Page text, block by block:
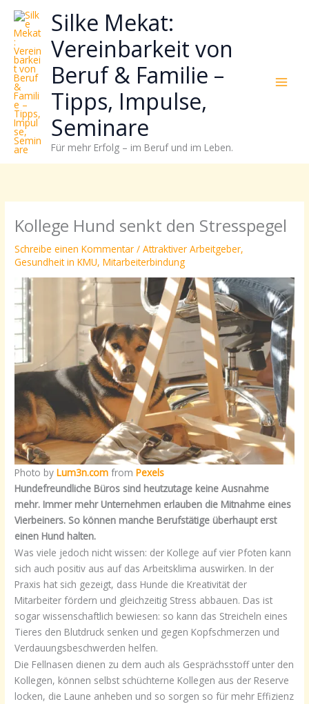
Zum
Inhalt
springen
Silke Mekat:
Vereinbarkeit von
Beruf & Familie –
Tipps, Impulse,
Seminare
Für mehr Erfolg – im Beruf und im Leben.
Kollege Hund senkt den Stresspegel
Schreibe einen Kommentar /Attraktiver Arbeitgeber,
Gesundheit in KMU,Mitarbeiterbindung
Photo byLum3n.comfromPexels
Hundefreundliche Büros sind heutzutage keine Ausnahme
mehr. Immer mehr Unternehmen erlauben die Mitnahme eines
Vierbeiners. So können manche Berufstätige überhaupt erst
einen Hund halten.
Was viele jedoch nicht wissen: der Kollege auf vier Pfoten kann
sich auch positiv aus auf das Arbeitsklima auswirken. In der
Praxis hat sich gezeigt, dass Hunde die Kreativität der
Mitarbeiter fördern und gleichzeitig Stress abbauen. Das ist
sogar wissenschaftlich bewiesen: so kann das Streicheln eines
Tieres den Blutdruck senken und gegen Kopfschmerzen und
Verdauungsbeschwerden helfen.
Die Fellnasen dienen zu dem auch als Gesprächsstoff unter den
Kollegen, können selbst schüchterne Kollegen aus der Reserve
locken, die Laune anheben und so sorgen so für mehr Effizienz
wie
sich
Stress
reduzieren
Energie
gezielter
einsetzen
lässt?
Einfach